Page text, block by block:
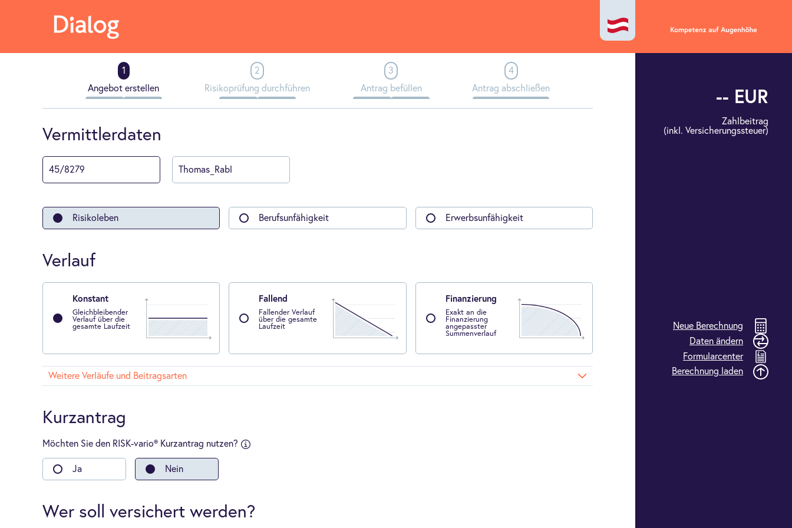
Angebot erstellen Risikoprüfung durchführen Antrag befüllen Antrag abschließen
Vermittlerdaten
Risikoleben Berufsunfähigkeit Erwerbsunfähigkeit
Verlauf
Konstant
Gleichbleibender
Verlauf über die
gesamte Laufzeit
Fallend
Fallender Verlauf
über die gesamte
Laufzeit
Finanzierung
Exakt an die
Finanzierung
angepasster
Summenverlauf
Weitere Verläufe und Beitragsarten
Kurzantrag
Möchten Sie den RISK-vario® Kurzantrag nutzen?
an:
Gewerbeimmobilie
Ja Nein
Wer soll versichert werden?
-- EUR
Zahlbeitrag
(inkl. Versicherungs­steuer)
Neue Berechnung
Daten ändern
Formularcenter
Berechnung laden